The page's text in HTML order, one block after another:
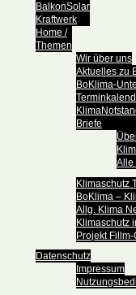
BalkonSolar
Kraftwerk
Home /
Themen
Wir über uns
Aktuelles zu
BoKlima-
Briefe
Alle
Klimaschutz
BoKlima –
Allg. Klima
Klimaschutz
Projekt
Datenschutz
Impressum